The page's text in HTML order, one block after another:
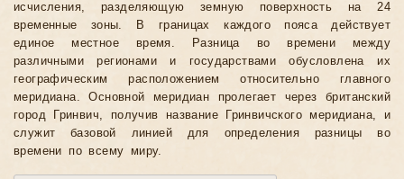
исчисления, разделяющую земную поверхность на 24
временные зоны. В границах каждого пояса действует
единое местное время. Разница во времени между
различными регионами и государствами обусловлена их
географическим расположением относительно главного
меридиана. Основной меридиан пролегает через британский
город Гринвич, получив название Гринвичского меридиана, и
служит базовой линией для определения разницы во
времени по всему миру.